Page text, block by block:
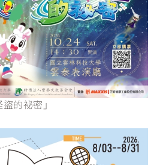
的祕密」